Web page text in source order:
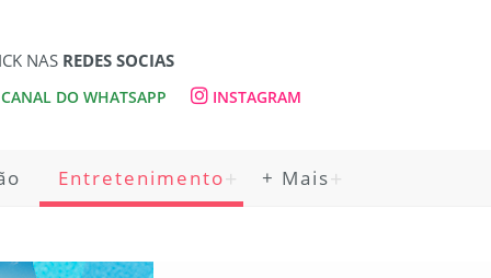
NAS REDES SOCIAS
DO WHATSAPP INSTAGRAM
Entretenimento + Mais